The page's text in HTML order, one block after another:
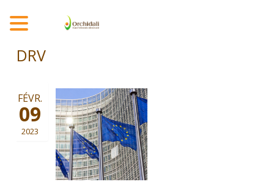
DRV
FÉVR.
09
2023